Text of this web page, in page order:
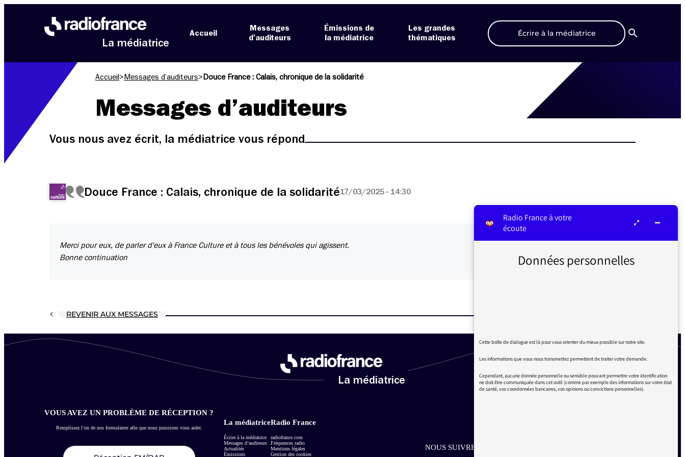
La médiatrice
Accueil
Messages
d’auditeurs
Émissions de
la médiatrice
Les grandes
thématiques
Écrire à la médiatrice
Recherche
Accueil > Messages d’auditeurs> Douce France : Calais, chronique de la solidarité
Messages d’auditeurs
Vous nous avez écrit, la médiatrice vous répond
Douce France : Calais, chronique de la solidarité17/03/2025 - 14:30
Merci pour eux, de parler d'eux à France Culture et à tous les bénévoles qui agissent.
Bonne continuation
REVENIR AUX MESSAGES
La médiatrice
VOUS AVEZ UN PROBLÈME DE RÉCEPTION ?
Remplissez l’un de nos formulaires afin que nous puissions vous aider.
La médiatrice
Écrire à la médiatrice
Messages d’auditeurs
Actualités
Émissions
Radio France
radiofrance.com
Fréquences radio
Mentions légales
Gestion des cookies
NOUS SUIVRE SUR LES RÉSEAUX
Radio France à votre
écoute
Données personnelles
Cette boîte de dialogue est là pour vous orienter du mieux possible sur notre site.
Les informations que vous nous transmettez permettent de traiter votre demande.
Cependant, aucune donnée personnelle ou sensible pouvant permettre votre identification
ne doit être communiquée dans cet outil (comme par exemple des informations sur votre état
de santé, vos coordonnées bancaires, vos opinions ou convictions personnelles).